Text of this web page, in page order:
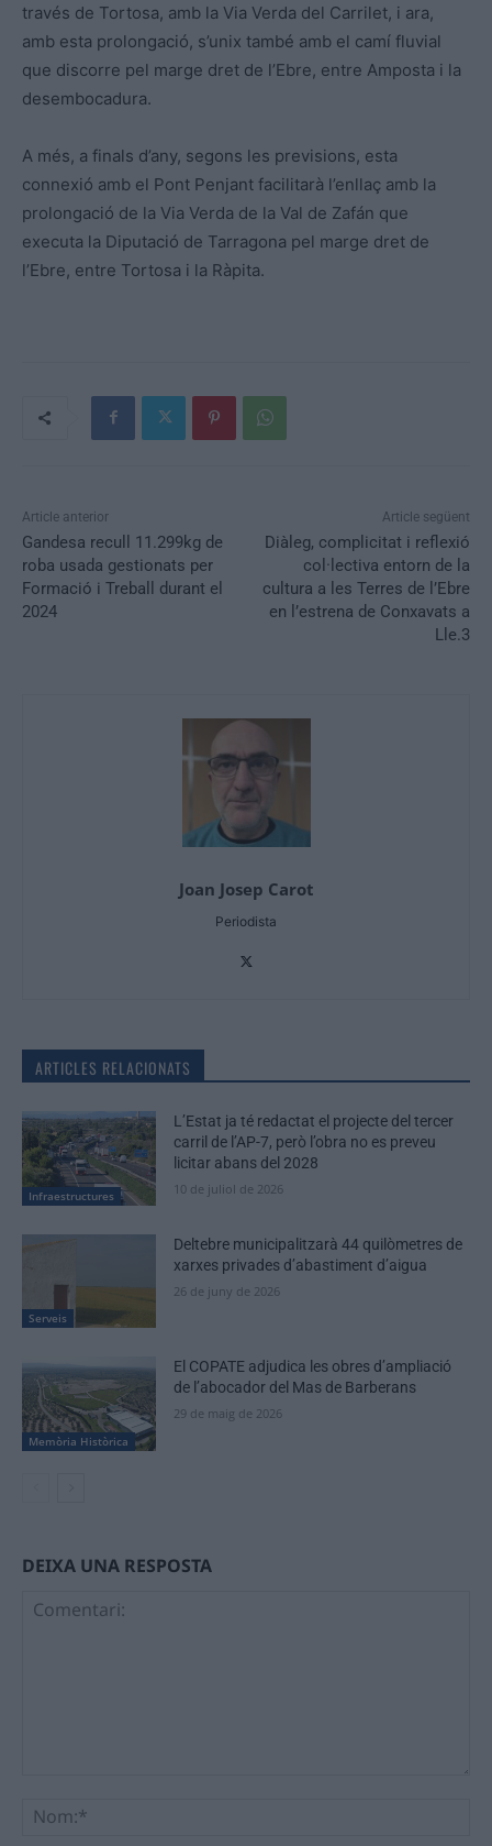
través de Tortosa, amb la Via Verda del Carrilet, i ara,
amb esta prolongació, s’unix també amb el camí fluvial
que discorre pel marge dret de l’Ebre, entre Amposta i la
desembocadura.
A més, a finals d’any, segons les previsions, esta
connexió amb el Pont Penjant facilitarà l’enllaç amb la
prolongació de la Via Verda de la Val de Zafán que
executa la Diputació de Tarragona pel marge dret de
l’Ebre, entre Tortosa i la Ràpita.
Article anterior
Gandesa recull 11.299kg de
roba usada gestionats per
Formació i Treball durant el
2024
Article següent
Diàleg, complicitat i reflexió
col·lectiva entorn de la
cultura a les Terres de l’Ebre
en l’estrena de Conxavats a
Lle.3
Joan Josep Carot
Periodista
ARTICLES RELACIONATS
Infraestructures
L’Estat ja té redactat el projecte del tercer
carril de l’AP-7, però l’obra no es preveu
licitar abans del 2028
10 de juliol de 2026
Serveis
Deltebre municipalitzarà 44 quilòmetres de
xarxes privades d’abastiment d’aigua
26 de juny de 2026
Memòria Històrica
El COPATE adjudica les obres d’ampliació
de l’abocador del Mas de Barberans
29 de maig de 2026
DEIXA UNA RESPOSTA